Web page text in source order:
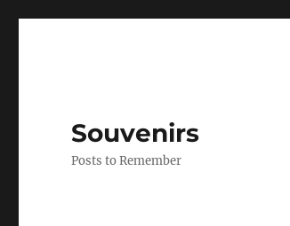
Souvenirs
Posts to Remember